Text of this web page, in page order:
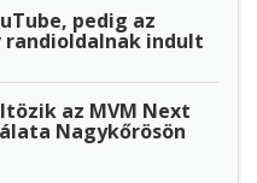
pedig az
indult
az MVM Next
Nagykőrösön